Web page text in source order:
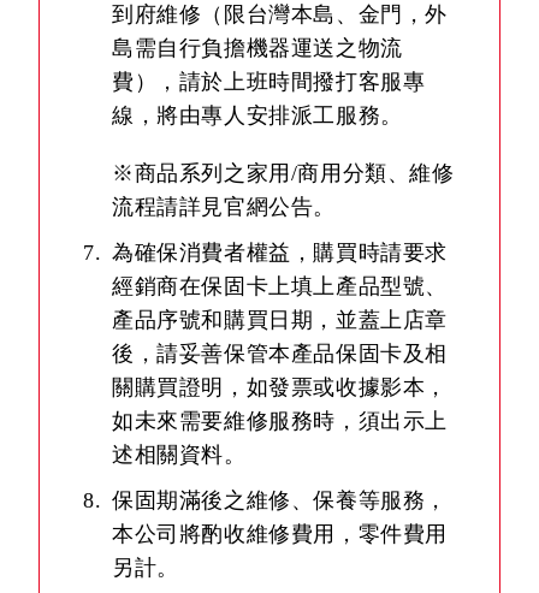
到府維修（限台灣本島、金門，外
島需自行負擔機器運送之物流
費），請於上班時間撥打客服專
線，將由專人安排派工服務。
※商品系列之家用/商用分類、維修
流程請詳見官網公告。
為確保消費者權益，購買時請要求
經銷商在保固卡上填上產品型號、
產品序號和購買日期，並蓋上店章
後，請妥善保管本產品保固卡及相
關購買證明，如發票或收據影本，
如未來需要維修服務時，須出示上
述相關資料。
保固期滿後之維修、保養等服務，
本公司將酌收維修費用，零件費用
另計。